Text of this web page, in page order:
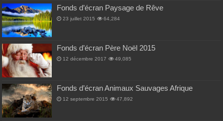
Fonds d’écran Paysage de Rêve
23 juillet 2015 64,284
Fonds d’écran Père Noël 2015
12 décembre 2017 49,085
Fonds d’écran Animaux Sauvages Afrique
12 septembre 2015 47,892